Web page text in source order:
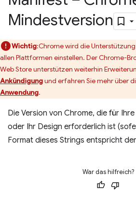
Mindestversion
Wichtig:Chrome wird die
allen Plattformen einstellen. Der Chrome-
Web Store unterstützen weiterhin
Ankündigungund erfahren Sie mehr über
Anwendung.
Die Version von Chrome, die für
oder Ihr Design erforderlich ist
Format dieses Strings entspricht
War das hilfreich?